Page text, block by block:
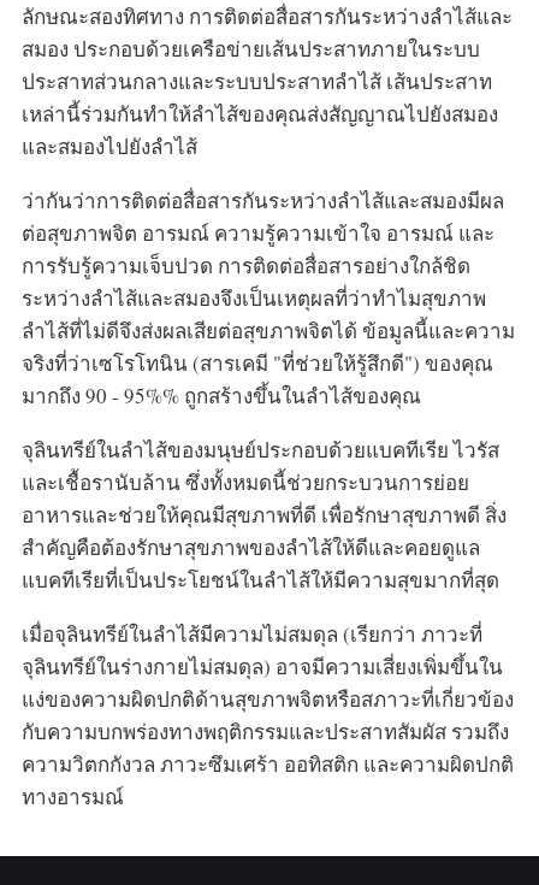
ลักษณะสองทิศทาง การติดต่อสื่อสารกันระหว่างลำไส้และ
สมอง ประกอบด้วยเครือข่ายเส้นประสาทภายในระบบ
ประสาทส่วนกลางและระบบประสาทลำไส้ เส้นประสาท
เหล่านี้ร่วมกันทำให้ลำไส้ของคุณส่งสัญญาณไปยังสมอง
และสมองไปยังลำไส้
ว่ากันว่าการติดต่อสื่อสารกันระหว่างลำไส้และสมองมีผล
ต่อสุขภาพจิต อารมณ์ ความรู้ความเข้าใจ อารมณ์ และ
การรับรู้ความเจ็บปวด การติดต่อสื่อสารอย่างใกล้ชิด
ระหว่างลำไส้และสมองจึงเป็นเหตุผลที่ว่าทำไมสุขภาพ
ลำไส้ที่ไม่ดีจึงส่งผลเสียต่อสุขภาพจิตได้ ข้อมูลนี้และความ
จริงที่ว่าเซโรโทนิน (สารเคมี "ที่ช่วยให้รู้สึกดี") ของคุณ
มากถึง 90 - 95%% ถูกสร้างขึ้นในลำไส้ของคุณ
จุลินทรีย์ในลำไส้ของมนุษย์ประกอบด้วยแบคทีเรีย ไวรัส
และเชื้อรานับล้าน ซึ่งทั้งหมดนี้ช่วยกระบวนการย่อย
อาหารและช่วยให้คุณมีสุขภาพที่ดี เพื่อรักษาสุขภาพดี สิ่ง
สำคัญคือต้องรักษาสุขภาพของลำไส้ให้ดีและคอยดูแล
แบคทีเรียที่เป็นประโยชน์ในลำไส้ให้มีความสุขมากที่สุด
เมื่อจุลินทรีย์ในลำไส้มีความไม่สมดุล (เรียกว่า ภาวะที่
จุลินทรีย์ในร่างกายไม่สมดุล) อาจมีความเสี่ยงเพิ่มขึ้นใน
แง่ของความผิดปกติด้านสุขภาพจิตหรือสภาวะที่เกี่ยวข้อง
กับความบกพร่องทางพฤติกรรมและประสาทสัมผัส รวมถึง
ความวิตกกังวล ภาวะซึมเศร้า ออทิสติก และความผิดปกติ
ทางอารมณ์